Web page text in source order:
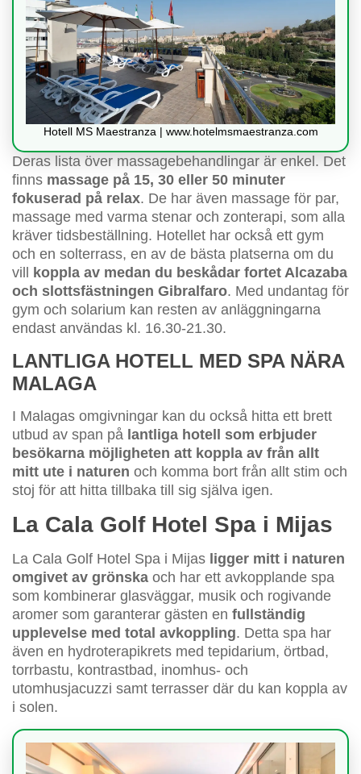
Hotell MS Maestranza | www.hotelmsmaestranza.com
Deras lista över massagebehandlingar är enkel. Det
finns massage på 15, 30 eller 50 minuter
fokuserad på relax. De har även massage för par,
massage med varma stenar och zonterapi, som alla
kräver tidsbeställning. Hotellet har också ett gym
och en solterrass, en av de bästa platserna om du
vill
koppla av medan du beskådar fortet Alcazaba
och slottsfästningen Gibralfaro. Med undantag för
gym och solarium kan resten av anläggningarna
endast användas kl. 16.30-21.30.
LANTLIGA HOTELL MED SPA NÄRA
MALAGA
I Malagas omgivningar kan du också hitta ett brett
utbud av span på lantliga hotell som erbjuder
besökarna möjligheten att koppla av från allt
mitt ute i naturen och komma bort från allt stim och
stoj för att hitta tillbaka till sig själva igen.
La Cala Golf Hotel Spa i Mijas
La Cala Golf Hotel Spa i Mijas ligger mitt i naturen
omgivet av grönska och har ett avkopplande spa
som kombinerar glasväggar, musik och rogivande
aromer som garanterar gästen en fullständig
upplevelse med total avkoppling. Detta spa har
även en hydroterapikrets med tepidarium, örtbad,
torrbastu, kontrastbad, inomhus- och
utomhusjacuzzi samt terrasser där du kan koppla av
i solen.